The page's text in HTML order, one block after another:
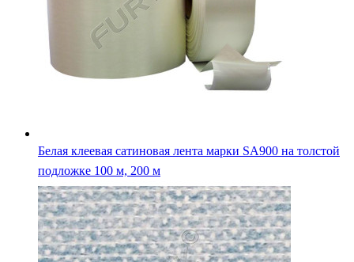
Белая клеевая сатиновая лента марки SA900 на толстой
подложке 100 м, 200 м